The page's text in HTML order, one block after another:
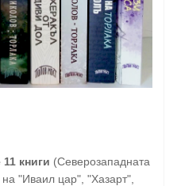
книги (Северозападната
"Иваил цар", "Хазарт",